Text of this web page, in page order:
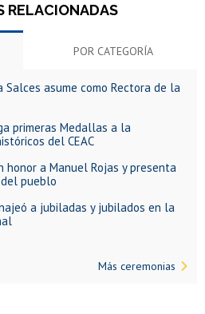
RELACIONADAS
POR CATEGORÍA
asume como Rectora de la
primeras Medallas a la
del CEAC
honor a Manuel Rojas y presenta
pueblo
a jubiladas y jubilados en la
Más ceremonias